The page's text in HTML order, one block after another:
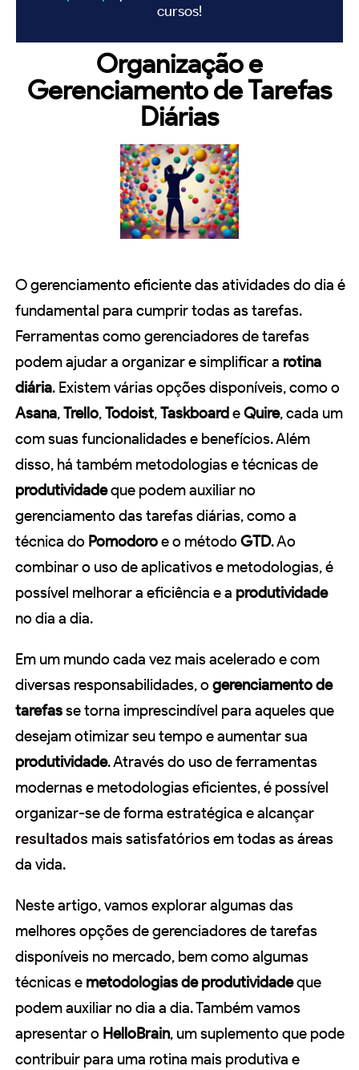
cursos!
Organização e
Gerenciamento de Tarefas
Diárias
O gerenciamento eficiente das atividades do dia é
fundamental para cumprir todas as tarefas.
Ferramentas como gerenciadores de tarefas
podem ajudar a organizar e simplificar a rotina
diária. Existem várias opções disponíveis, como o
Asana,Trello,Todoist,TaskboardeQuire, cada um
com suas funcionalidades e benefícios. Além
disso, há também metodologias e técnicas de
produtividadeque podem auxiliar no
gerenciamento das tarefas diárias, como a
técnica do Pomodoroe o método GTD. Ao
combinar o uso de aplicativos e metodologias, é
possível melhorar a eficiência e a produtividade
no dia a dia.
Em um mundo cada vez mais acelerado e com
diversas responsabilidades, o gerenciamento de
tarefasse torna imprescindível para aqueles que
desejam otimizar seu tempo e aumentar sua
produtividade. Através do uso de ferramentas
modernas e metodologias eficientes, é possível
organizar-se de forma estratégica e alcançar
resultados mais satisfatórios em todas as áreas
da vida.
Neste artigo, vamos explorar algumas das
melhores opções de gerenciadores de tarefas
disponíveis no mercado, bem como algumas
técnicas e metodologias de produtividadeque
podem auxiliar no dia a dia. Também vamos
apresentar o HelloBrain, um suplemento que pode
contribuir para uma rotina mais produtiva e